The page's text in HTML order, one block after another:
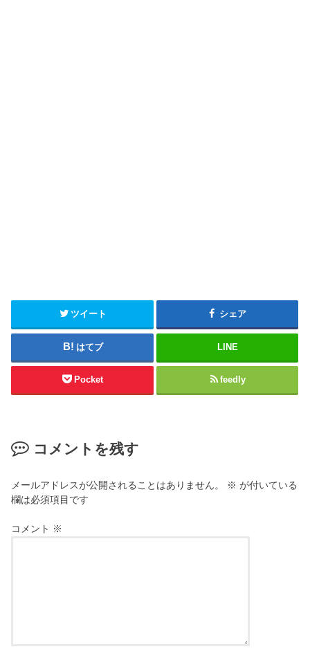
ツイート シェア
はてブ LINE
Pocket feedly
コメントを残す
メールアドレスが公開されることはありません。 ※ が付いている
欄は必須項目です
コメント ※